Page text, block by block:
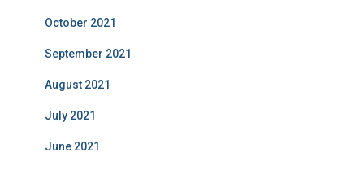
October 2021
September 2021
August 2021
July 2021
June 2021